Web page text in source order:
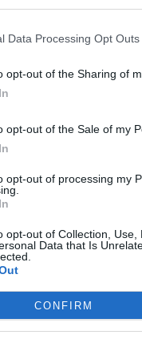
Data Processing Opt Outs
opt-out of the Sharing of
opt-out of the Sale of my
opt-out of processing my
opt-out of Collection,
Data that Is
CONFIRM
hogyan léphet
jó az AI az
egy teljes napon
itt!Információ és
a HUN-REN
tartalmazza:
cikkarchívum
elmúlt 2 év napon